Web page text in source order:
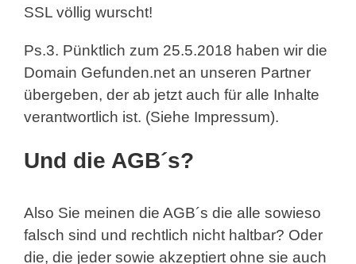
SSL völlig wurscht!
Ps.3. Pünktlich zum 25.5.2018 haben wir die
Domain Gefunden.net an unseren Partner
übergeben, der ab jetzt auch für alle Inhalte
verantwortlich ist. (Siehe Impressum).
Und die AGB´s?
Also Sie meinen die AGB´s die alle sowieso
falsch sind und rechtlich nicht haltbar? Oder
die, die jeder sowie akzeptiert ohne sie auch